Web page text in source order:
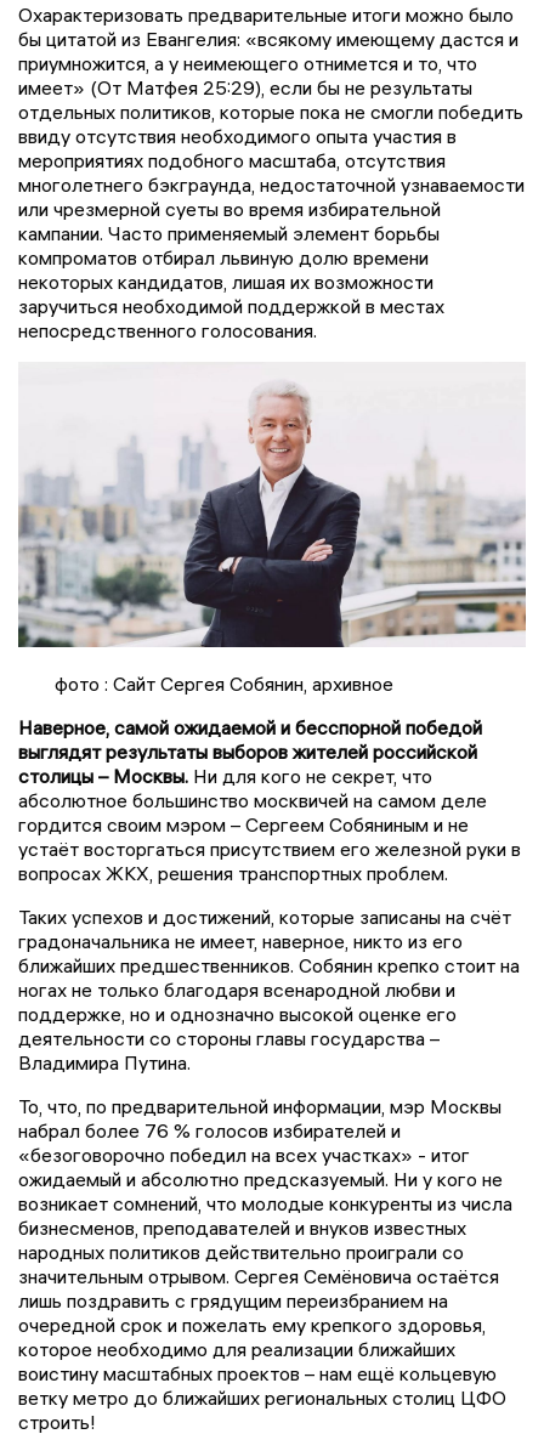
Охарактеризовать предварительные итоги можно было
бы цитатой из Евангелия: «всякому имеющему дастся и
приумножится, а у неимеющего отнимется и то, что
имеет» (От Матфея 25:29), если бы не результаты
отдельных политиков, которые пока не смогли победить
ввиду отсутствия необходимого опыта участия в
мероприятиях подобного масштаба, отсутствия
многолетнего бэкграунда, недостаточной узнаваемости
или чрезмерной суеты во время избирательной
кампании. Часто применяемый элемент борьбы
компроматов отбирал львиную долю времени
некоторых кандидатов, лишая их возможности
заручиться необходимой поддержкой в местах
непосредственного голосования.
фото : Сайт Сергея Собянин, архивное
Наверное, самой ожидаемой и бесспорной победой
выглядят результаты выборов жителей российской
столицы – Москвы. Ни для кого не секрет, что
абсолютное большинство москвичей на самом деле
гордится своим мэром – Сергеем Собяниным и не
устаёт восторгаться присутствием его железной руки в
вопросах ЖКХ, решения транспортных проблем.
Таких успехов и достижений, которые записаны на счёт
градоначальника не имеет, наверное, никто из его
ближайших предшественников. Собянин крепко стоит на
ногах не только благодаря всенародной любви и
поддержке, но и однозначно высокой оценке его
деятельности со стороны главы государства –
Владимира Путина.
То, что, по предварительной информации, мэр Москвы
набрал более 76 % голосов избирателей и
«безоговорочно победил на всех участках» - итог
ожидаемый и абсолютно предсказуемый. Ни у кого не
возникает сомнений, что молодые конкуренты из числа
бизнесменов, преподавателей и внуков известных
народных политиков действительно проиграли со
значительным отрывом. Сергея Семёновича остаётся
лишь поздравить с грядущим переизбранием на
очередной срок и пожелать ему крепкого здоровья,
которое необходимо для реализации ближайших
воистину масштабных проектов – нам ещё кольцевую
ветку метро до ближайших региональных столиц ЦФО
строить!